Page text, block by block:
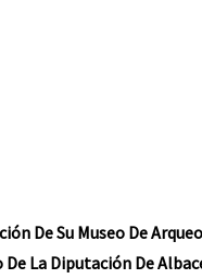
De Su Museo De
La Diputación De